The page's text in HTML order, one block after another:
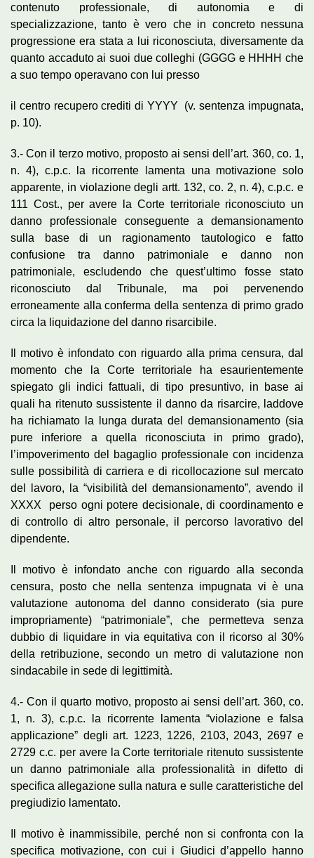
contenuto professionale, di autonomia e di
specializzazione, tanto è vero che in concreto nessuna
progressione era stata a lui riconosciuta, diversamente da
quanto accaduto ai suoi due colleghi (GGGG e HHHH che
a suo tempo operavano con lui presso
il centro recupero crediti di YYYY (v. sentenza impugnata,
p. 10).
3.- Con il terzo motivo, proposto ai sensi dell’art. 360, co. 1,
n. 4), c.p.c. la ricorrente lamenta una motivazione solo
apparente, in violazione degli artt. 132, co. 2, n. 4), c.p.c. e
111 Cost., per avere la Corte territoriale riconosciuto un
danno professionale conseguente a demansionamento
sulla base di un ragionamento tautologico e fatto
confusione tra danno patrimoniale e danno non
patrimoniale, escludendo che quest’ultimo fosse stato
riconosciuto dal Tribunale, ma poi pervenendo
erroneamente alla conferma della sentenza di primo grado
circa la liquidazione del danno risarcibile.
Il motivo è infondato con riguardo alla prima censura, dal
momento che la Corte territoriale ha esaurientemente
spiegato gli indici fattuali, di tipo presuntivo, in base ai
quali ha ritenuto sussistente il danno da risarcire, laddove
ha richiamato la lunga durata del demansionamento (sia
pure inferiore a quella riconosciuta in primo grado),
l’impoverimento del bagaglio professionale con incidenza
sulle possibilità di carriera e di ricollocazione sul mercato
del lavoro, la “visibilità del demansionamento”, avendo il
XXXX perso ogni potere decisionale, di coordinamento e
di controllo di altro personale, il percorso lavorativo del
dipendente.
Il motivo è infondato anche con riguardo alla seconda
censura, posto che nella sentenza impugnata vi è una
valutazione autonoma del danno considerato (sia pure
impropriamente) “patrimoniale”, che permetteva senza
dubbio di liquidare in via equitativa con il ricorso al 30%
della retribuzione, secondo un metro di valutazione non
sindacabile in sede di legittimità.
4.- Con il quarto motivo, proposto ai sensi dell’art. 360, co.
1, n. 3), c.p.c. la ricorrente lamenta “violazione e falsa
applicazione” degli art. 1223, 1226, 2103, 2043, 2697 e
2729 c.c. per avere la Corte territoriale ritenuto sussistente
un danno patrimoniale alla professionalità in difetto di
specifica allegazione sulla natura e sulle caratteristiche del
pregiudizio lamentato.
Il motivo è inammissibile, perché non si confronta con la
specifica motivazione, con cui i Giudici d’appello hanno